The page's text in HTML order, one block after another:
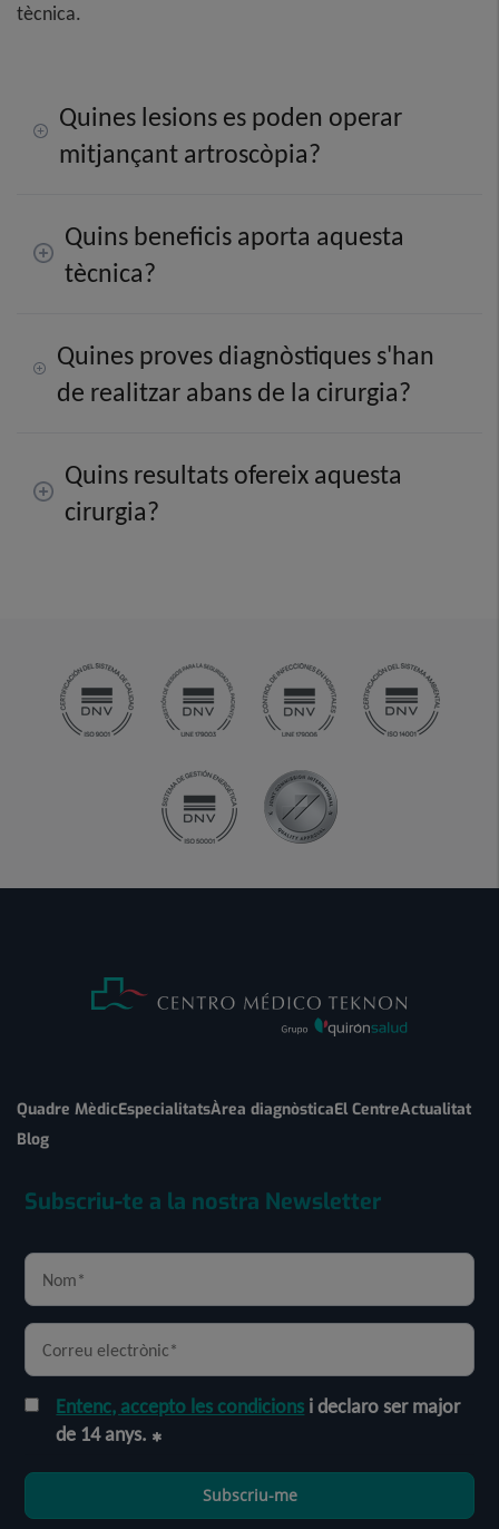
tècnica.
Quines lesions es poden operar
mitjançant artroscòpia?
Quins beneficis aporta aquesta
tècnica?
Quines proves diagnòstiques s'han
de realitzar abans de la cirurgia?
Quins resultats ofereix aquesta
cirurgia?
Quadre MèdicEspecialitatsÀrea diagnòsticaEl CentreActualitat
Blog
Subscriu-te a la nostra Newsletter
Entenc, accepto les condicions i declaro ser major
de 14 anys.
Subscriu-me